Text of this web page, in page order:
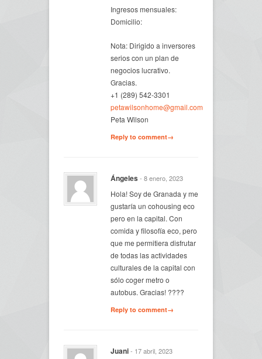
Ingresos mensuales:
Domicilio:
Nota: Dirigido a inversores
serios con un plan de
negocios lucrativo.
Gracias.
+1 (289) 542-3301
petawilsonhome@gmail.com
Peta Wilson
Reply to comment→
Ángeles - 8 enero, 2023
Hola! Soy de Granada y me
gustaría un cohousing eco
pero en la capital. Con
comida y filosofía eco, pero
que me permitiera disfrutar
de todas las actividades
culturales de la capital con
sólo coger metro o
autobus. Gracias! ????
Reply to comment→
Juani- 17 abril, 2023